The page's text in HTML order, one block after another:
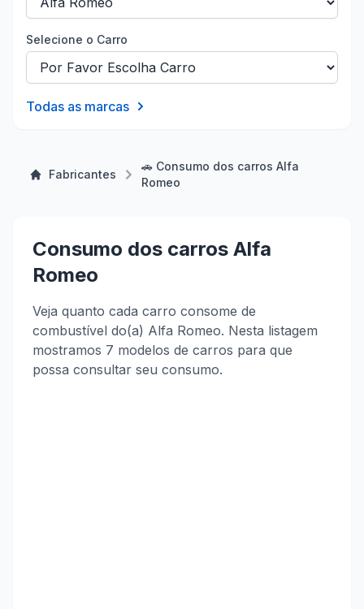
Selecione o Carro
Todas as marcas
Fabricantes
🚗 Consumo dos carros Alfa
Romeo
Consumo dos carros Alfa
Romeo
Veja quanto cada carro consome de
combustível do(a) Alfa Romeo. Nesta listagem
mostramos 7 modelos de carros para que
possa consultar seu consumo.